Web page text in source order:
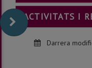
ACTIVITATS I
Darrera